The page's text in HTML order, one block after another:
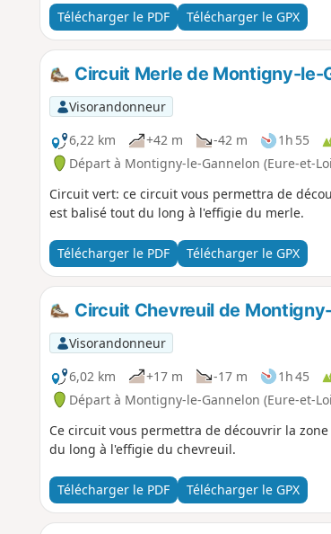
Télécharger le PDF Télécharger le GPX
Circuit Merle de Montigny-le-
Visorandonneur
6,22 km
+42 m -42 m 1h 55
Départ à Montigny-le-Gannelon (Eure-et-
Circuit vert: ce circuit vous permettra de
est balisé tout du long à l'effigie du merle.
Télécharger le PDF Télécharger le GPX
Circuit Chevreuil de
Visorandonneur
6,02 km
+17 m -17 m 1h 45
Départ à Montigny-le-Gannelon (Eure-et-
Ce circuit vous permettra de découvrir la
du long à l'effigie du chevreuil.
Télécharger le PDF Télécharger le GPX